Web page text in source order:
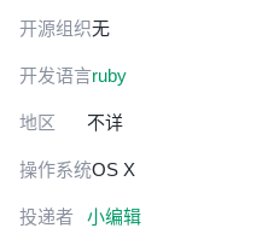
开源组织无
开发语言ruby
地区 不详
操作系统OS X
投递者 小编辑